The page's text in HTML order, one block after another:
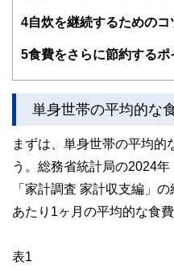
護士、税理士、宅地
士、行政書士、投資
かしく感じられる年
をわかりやすく発信
執筆者・監修者によ
やすさはもちろんの
な情報発信を実現し
私たちは、快適でよ
コンシェルジュを目
4自炊を継続するためのコ
5食費をさらに節約するポ
単身世帯の平均的な
まずは、単身世帯の平均的
う。総務省統計局の2024
「家計調査 家計収支編」
あたり1ヶ月の平均的な食
表1